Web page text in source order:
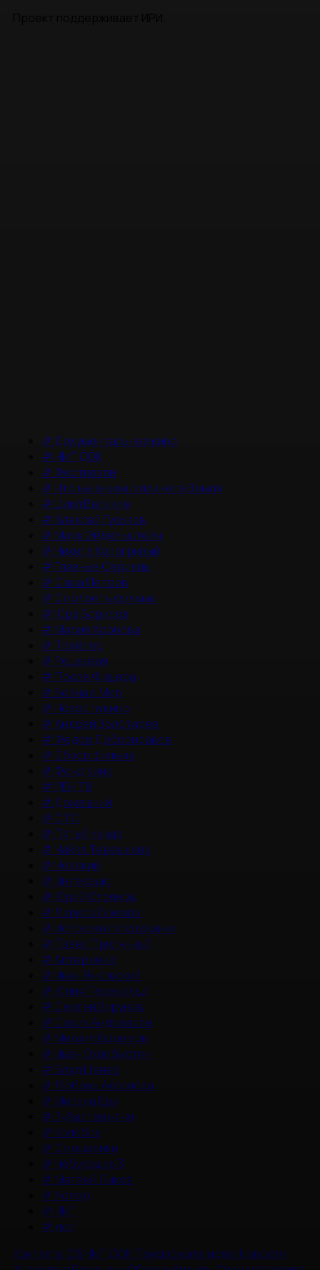
# Документальное кино
# НМГ ДОК
# Фестивали
# Что мы знаем о планете Земля
# Цикл Великие
#Алексей Гуськов
# Марк Эйдельштейн
# Никита Кологривый
# Главные Сериалы
# Саша Петров
# Смотреть фильмы
# Юра Борисов
# Мария Аронова
# Трейлер
# Рецензия
# После Фишера
# Война и Мир
# Новости кино
#Андрей Золотарев
# Федор Добронравов
# Обзор фильма
# Фонд Кино
# РЕН ТВ
# Домашний
# СТС
# Пятый канал
# Чайка Терешкова
# Невский
# Интервью
# Юрий Стоянов
#Лариса Гузеева
# История его служанки
# Павел Прилучный
#Актер кино
# Иван Янковский
# Юлия Пересильд
# Сергей Бурунов
# Сарик Андреасян
# Михаил Ефремов
# Иван Охлобыстин
# Влад Ценев
#Любовь Аксенова
# Милана Бру
#Зубастая няня
# Колобок
# Смешарики
# Чебурашка 3
# Матвей Лыков
#Холод
# НМГ
# док
Контакты Об НМГ ДОКПредложите идею Новости